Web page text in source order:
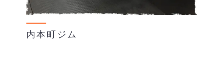
内本町ジム